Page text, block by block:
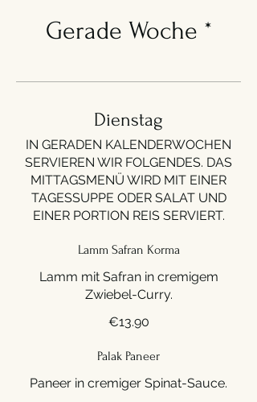
Gerade Woche *
Dienstag
IN GERADEN KALENDERWOCHEN
SERVIEREN WIR FOLGENDES. DAS
MITTAGSMENÜ WIRD MIT EINER
TAGESSUPPE ODER SALAT UND
EINER PORTION REIS SERVIERT.
Lamm Safran Korma
Lamm mit Safran in cremigem
Zwiebel-Curry.
€13.90
Palak Paneer
Paneer in cremiger Spinat-Sauce.